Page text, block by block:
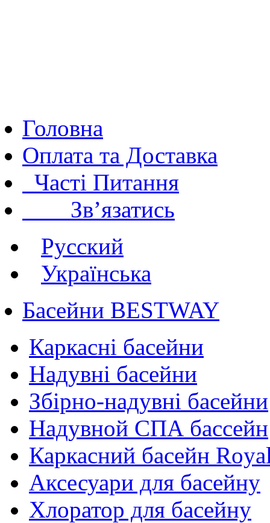
Головна
Оплата та Доставка
Часті Питання
Зв’язатись
Русский
Українська
Басейни BESTWAY
Каркасні басейни
Надувні басейни
Збірно-надувні басейни
Надувной СПА бассейн
Каркасний басейн
Аксесуари для басейну
Хлоратор для басейну